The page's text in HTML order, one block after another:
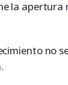
la
no